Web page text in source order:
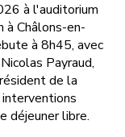
à l'auditorium
à Châlons-en-
à 8h45, avec
Payraud,
de la
déjeuner libre.